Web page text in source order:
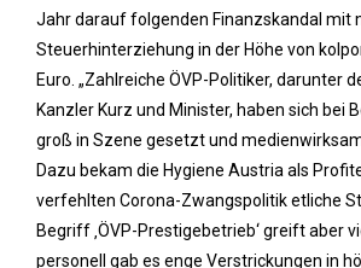
Jahr darauf folgenden Finanzskandal mit
Steuerhinterziehung in der Höhe von
Euro. „Zahlreiche ÖVP-Politiker, darunter
Kanzler Kurz und Minister, haben sich bei
groß in Szene gesetzt und
Dazu bekam die Hygiene Austria als
verfehlten Corona-Zwangspolitik etliche
Begriff ‚ÖVP-Prestigebetrieb‘ greift aber
personell gab es enge Verstrickungen in